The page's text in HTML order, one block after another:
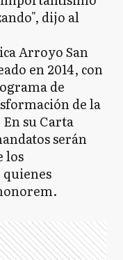
dijo al
Arroyo San
en 2014, con
de
de la
su Carta
serán
los